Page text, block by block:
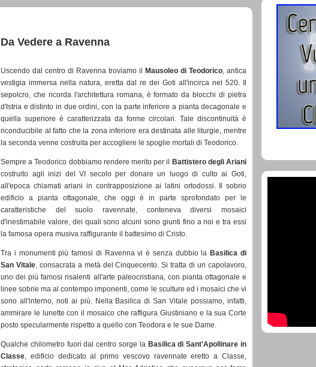
Da Vedere a Ravenna
Uscendo dal centro di Ravenna troviamo il Mausoleo di Teodorico, antica
vestigia immersa nella natura, eretta dal re dei Goti all'incirca nel 520. Il
sepolcro, che ricorda l'architettura romana, è formato da blocchi di pietra
d'Istria e distinto in due ordini, con la parte inferiore a pianta decagonale e
quella superiore è caratterizzata da forme circolari. Tale discontinuità è
riconducibile al fatto che la zona inferiore era destinata alle liturgie, mentre
la seconda venne costruita per accogliere le spoglie mortali di Teodorico.
Sempre a Teodorico dobbiamo rendere merito per il
Battistero degli Ariani
costruito agli inizi del VI secolo per donare un luogo di culto ai Goti,
all'epoca chiamati ariani in contrapposizione ai latini ortodossi. Il sobrio
edificio a pianta ottagonale, che oggi è in parte sprofondato per le
caratteristiche del suolo ravennate, conteneva diversi mosaici
d'inestimabile valore, dei quali sono alcuni sono giunti fino a noi e tra essi
la famosa opera musiva raffigurante il battesimo di Cristo.
Tra i monumenti più famosi di Ravenna vi è senza dubbio la Basilica di
San Vitale, consacrata a metà del Cinquecento. Si tratta di un capolavoro,
uno dei più famosi risalenti all'arte paleocristiana, con pianta ottagonale e
linee sobrie ma al contempo imponenti, come le sculture ed i mosaici che vi
sono all'interno, noti ai più. Nella Basilica di San Vitale possiamo, infatti,
ammirare le lunette con il mosaico che raffigura Giustiniano e la sua Corte
posto specularmente rispetto a quello con Teodora e le sue Dame.
Qualche chilometro fuori dal centro sorge la Basilica di Sant'Apollinare in
Classe, edificio dedicato al primo vescovo ravennate eretto a Classe,